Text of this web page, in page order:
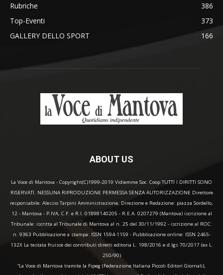
Rubriche
386
Top-Eventi
373
GALLERY DELLO SPORT
166
ABOUT US
La Voce di Mantova - Copyright(C)1999-2019 Vidiemme Soc. Coop TUTTI I DIRITTI SONO
RISERVATI. NESSUNA RIPRODUZIONE PERMESSA SENZA AUTORIZZAZIONE Direttore
responsabile: Alessio Tarpini Amministrazione, Direzione e Redazione: piazza Sordello,
12 - Mantova - P.IVA, C.F. e R.I. 01898140205 - R.E.A. 0207279 (Mantova) iscrizione al
Tribunale: iscritta al Tribunale di Mantova al n. 25 del 30/11/1992 - iscrizione al ROC:
n. 9363 Pubblicazione a stampa: ISSN 1594-1159 - Pubblicazione online: ISSN 2465-
132X La testata fruisce dei contributi diretti editoria L. 198/2016 e d.lgs 70/2017 (ex L.
250/90)
“La Voce di Mantova tramite la Fipeg (Federazione Italiana Piccoli Editori Giornali),